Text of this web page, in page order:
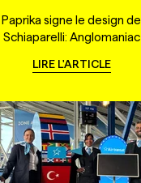
Paprika signe le design de
Schiaparelli: Anglomaniac
LIRE L'ARTICLE